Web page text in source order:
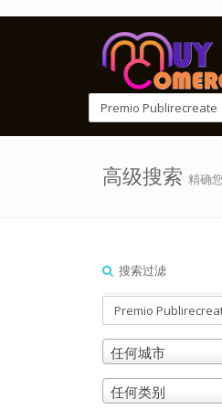
高级搜索 精确
搜索过滤
任何城市
任何类别